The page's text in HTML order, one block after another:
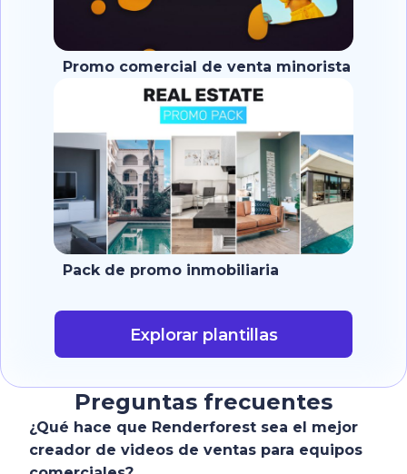
Promo comercial de venta minorista
y productos
Pack de promo inmobiliaria
Explorar plantillas
Preguntas frecuentes
¿Qué hace que Renderforest sea el mejor
creador de videos de ventas para equipos